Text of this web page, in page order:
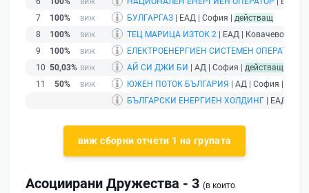
7
100% БУЛГАРГАЗ | ЕАД | София | действащ
8
100% ТЕЦ МАРИЦА ИЗТОК 2 | ЕАД | Ковачево |
9
100% ЕЛЕКТРОЕНЕРГИЕН СИСТЕМЕН ОПЕРАТОР
10 50,03% АЙ СИ ДЖИ БИ | АД | София | действащ
11
50% ЮЖЕН ПОТОК БЪЛГАРИЯ | АД | София |
БЪЛГАРСКИ ЕНЕРГИЕН ХОЛДИНГ | ЕАД |
виж сборни отчети 1 на групата
Асоциирани Дружества - 3 (в които